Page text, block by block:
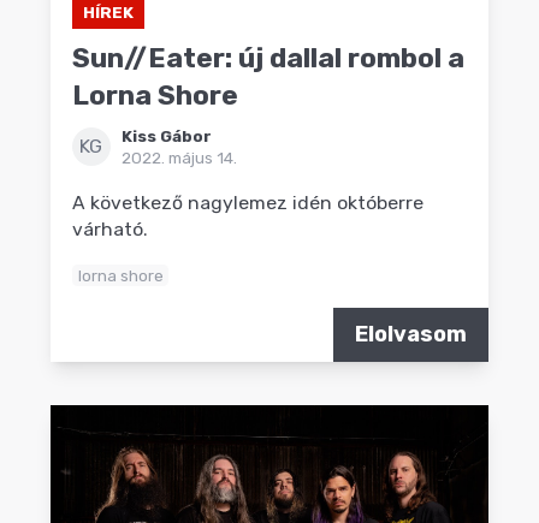
HÍREK
Sun//Eater: új dallal rombol a
Lorna Shore
KG
Kiss Gábor
2022. május 14.
A következő nagylemez idén októberre
várható.
lorna shore
Elolvasom